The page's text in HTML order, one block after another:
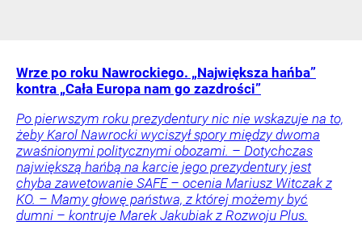
Wrze po roku Nawrockiego. „Największa hańba”
kontra „Cała Europa nam go zazdrości”
Po pierwszym roku prezydentury nic nie wskazuje na to,
żeby Karol Nawrocki wyciszył spory między dwoma
zwaśnionymi politycznymi obozami. – Dotychczas
największą hańbą na karcie jego prezydentury jest
chyba zawetowanie SAFE – ocenia Mariusz Witczak z
KO. – Mamy głowę państwa, z której możemy być
dumni – kontruje Marek Jakubiak z Rozwoju Plus.